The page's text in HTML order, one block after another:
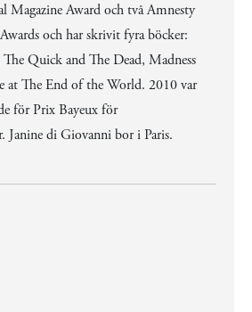
Magazine Award och två Amnesty
och har skrivit fyra böcker:
Quick and The Dead, Madness
at The End of the World. 2010 var
för Prix Bayeux för
Janine di Giovanni bor i Paris.